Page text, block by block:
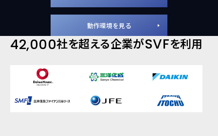
動作環境を見る
42,000社を超える企業がSVFを利用